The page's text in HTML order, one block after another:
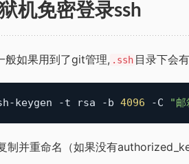
机免密登录ssh
般如果用到了git管理, .ssh 目录下会
keygen -t rsa -b 4096 -C "邮
制并重命名（如果没有